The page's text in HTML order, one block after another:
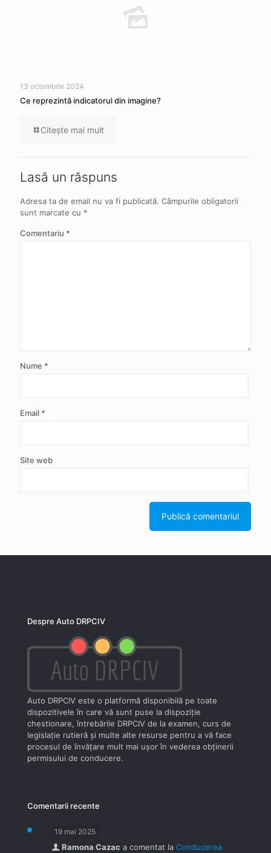
13 octombrie 2024
Ce reprezintă indicatorul din imagine?
Citeşte mai mult
Lasă un răspuns
Adresa ta de email nu va fi publicată. Câmpurile obligatorii
sunt marcate cu *
Comentariu *
Nume *
Email *
Site web
Despre Auto DRPCIV
Auto DRPCIV este o platformă disponibilă pe toate
dispozitivele în care vă sunt puse la dispoziţie
chestionare, întrebările DRPCIV de la examen, curs de
legislaţie rutieră şi multe alte resurse pentru a vă face
procesul de învăţare mult mai uşor în vederea obţinerii
permisului de conducere.
Comentarii recente
19 mai 2025
Ramona Cazac a comentat la Conducerea